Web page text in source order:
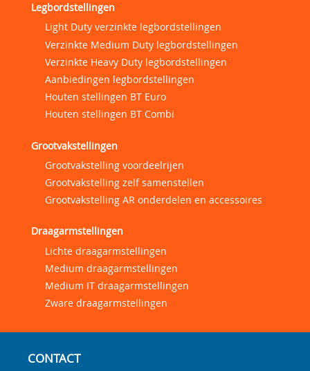
Legbordstellingen
Light Duty verzinkte legbordstellingen
Verzinkte Medium Duty legbordstellingen
Verzinkte Heavy Duty legbordstellingen
Aanbiedingen legbordstellingen
Houten stellingen BT Euro
Houten stellingen BT Combi
Grootvakstellingen
Grootvakstelling voordeelrijen
Grootvakstelling zelf samenstellen
Grootvakstelling AR onderdelen en accessoires
Draagarmstellingen
Lichte draagarmstellingen
Medium draagarmstellingen
Medium IT draagarmstellingen
Zware draagarmstellingen
CONTACT